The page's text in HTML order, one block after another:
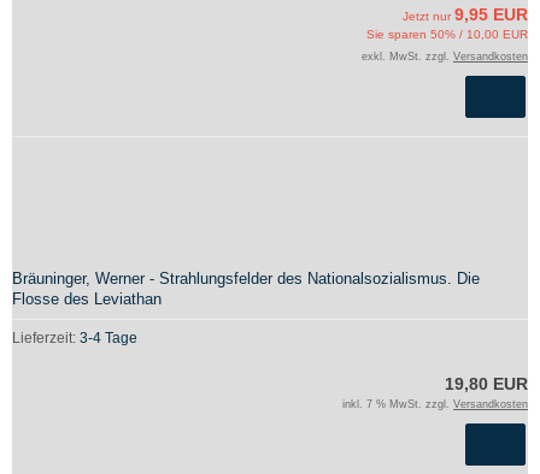
Jetzt nur 9,95 EUR
Sie sparen 50% / 10,00 EUR
exkl. MwSt. zzgl. Versandkosten
Bräuninger, Werner - Strahlungsfelder des Nationalsozialismus. Die
Flosse des Leviathan
Lieferzeit: 3-4 Tage
19,80 EUR
inkl. 7 % MwSt. zzgl. Versandkosten